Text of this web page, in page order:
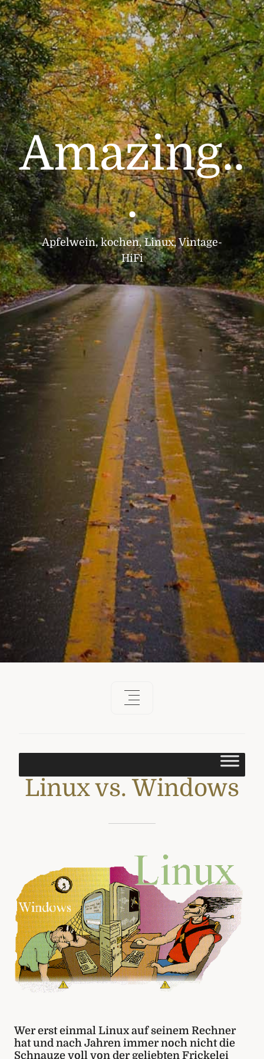
Amazing..
.
Apfelwein, kochen, Linux, Vintage-
HiFi
Linux vs. Windows
Wer erst einmal Linux auf seinem Rechner
hat und nach Jahren immer noch nicht die
Schnauze voll von der geliebten Frickelei